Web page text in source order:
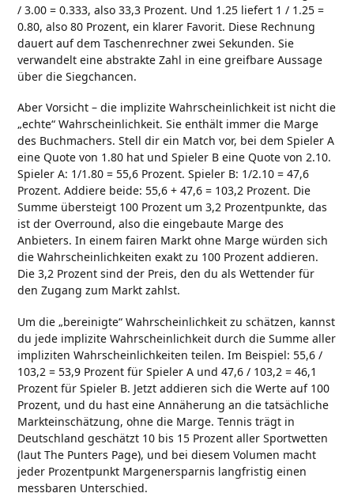
/ 3.00 = 0.333, also 33,3 Prozent. Und 1.25 liefert 1 / 1.25 =
0.80, also 80 Prozent, ein klarer Favorit. Diese Rechnung
dauert auf dem Taschenrechner zwei Sekunden. Sie
verwandelt eine abstrakte Zahl in eine greifbare Aussage
über die Siegchancen.
Aber Vorsicht – die implizite Wahrscheinlichkeit ist nicht die
„echte“ Wahrscheinlichkeit. Sie enthält immer die Marge
des Buchmachers. Stell dir ein Match vor, bei dem Spieler A
eine Quote von 1.80 hat und Spieler B eine Quote von 2.10.
Spieler A: 1/1.80 = 55,6 Prozent. Spieler B: 1/2.10 = 47,6
Prozent. Addiere beide: 55,6 + 47,6 = 103,2 Prozent. Die
Summe übersteigt 100 Prozent um 3,2 Prozentpunkte, das
ist der Overround, also die eingebaute Marge des
Anbieters. In einem fairen Markt ohne Marge würden sich
die Wahrscheinlichkeiten exakt zu 100 Prozent addieren.
Die 3,2 Prozent sind der Preis, den du als Wettender für
den Zugang zum Markt zahlst.
Um die „bereinigte“ Wahrscheinlichkeit zu schätzen, kannst
du jede implizite Wahrscheinlichkeit durch die Summe aller
impliziten Wahrscheinlichkeiten teilen. Im Beispiel: 55,6 /
103,2 = 53,9 Prozent für Spieler A und 47,6 / 103,2 = 46,1
Prozent für Spieler B. Jetzt addieren sich die Werte auf 100
Prozent, und du hast eine Annäherung an die tatsächliche
Markteinschätzung, ohne die Marge. Tennis trägt in
Deutschland geschätzt 10 bis 15 Prozent aller Sportwetten
(laut The Punters Page), und bei diesem Volumen macht
jeder Prozentpunkt Margenersparnis langfristig einen
messbaren Unterschied.